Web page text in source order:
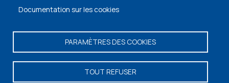
Documentation sur les cookies
PARAMÈTRES DES COOKIES
TOUT REFUSER
Facebook-Instagram